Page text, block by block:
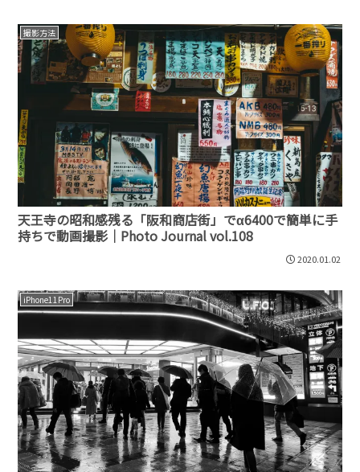
撮影方法
天王寺の昭和感残る「阪和商店街」でα6400で簡単に手
持ちで動画撮影｜Photo Journal vol.108
2020.01.02
iPhone11Pro